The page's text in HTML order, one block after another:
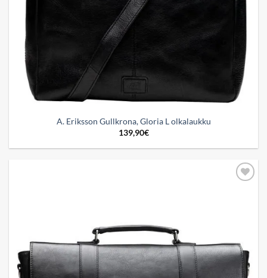
A. Eriksson Gullkrona, Gloria L olkalaukku
139,90€